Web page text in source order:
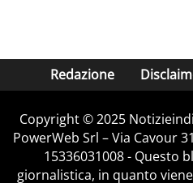
Redazione
Copyright © 2025
PowerWeb Srl – Via Cavour
15336031008 - Questo
giornalistica, in quanto